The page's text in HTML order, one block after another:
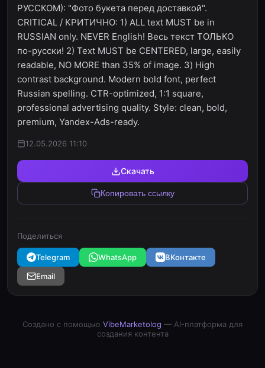
РУССКОМ): "Фото букета перед доставкой".
CRITICAL / КРИТИЧНО: 1) ALL text MUST be in
RUSSIAN only. NEVER English! Весь текст ТОЛЬКО
по-русски! 2) Text MUST be CENTERED, large, easily
readable, NO MORE than 35% of image. 3) High
contrast background. Modern bold font, perfect
Russian spelling. CTR-optimized, 1:1 square,
professional advertising quality. Style: clean, bold,
premium, Yandex-Ads-ready.
12.05.2026 11:10
Скачать
Копировать ссылку
Поделиться
Telegram WhatsApp
ВКонтакте
Email
Создано с помощью VibeMarketolog — AI-платформа для
создания контента